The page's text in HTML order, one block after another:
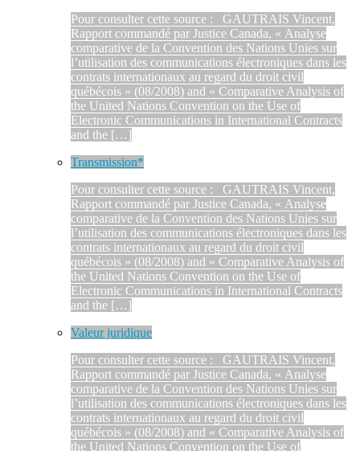
Pour consulter cette source : GAUTRAIS Vincent,
Rapport commandé par Justice Canada, « Analyse
comparative de la Convention des Nations Unies sur
l’utilisation des communications électroniques dans les
contrats internationaux au regard du droit civil
québécois » (08/2008) and « Comparative Analysis of
the United Nations Convention on the Use of
Electronic Communications in International Contracts
and the […]
Transmission*
Pour consulter cette source : GAUTRAIS Vincent,
Rapport commandé par Justice Canada, « Analyse
comparative de la Convention des Nations Unies sur
l’utilisation des communications électroniques dans les
contrats internationaux au regard du droit civil
québécois » (08/2008) and « Comparative Analysis of
the United Nations Convention on the Use of
Electronic Communications in International Contracts
and the […]
Valeur juridique
Pour consulter cette source : GAUTRAIS Vincent,
Rapport commandé par Justice Canada, « Analyse
comparative de la Convention des Nations Unies sur
l’utilisation des communications électroniques dans les
contrats internationaux au regard du droit civil
québécois » (08/2008) and « Comparative Analysis of
the United Nations Convention on the Use of